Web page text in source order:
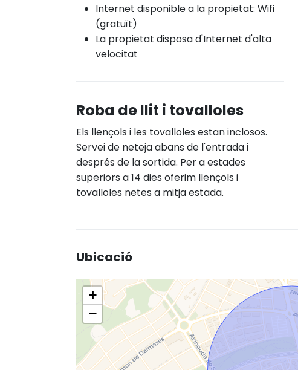
Internet disponible a la propietat: Wifi
(gratuït)
La propietat disposa d'Internet d'alta
velocitat
Roba de llit i tovalloles
Els llençols i les tovalloles estan inclosos.
Servei de neteja abans de l'entrada i
després de la sortida. Per a estades
superiors a 14 dies oferim llençols i
tovalloles netes a mitja estada.
Ubicació
+
−